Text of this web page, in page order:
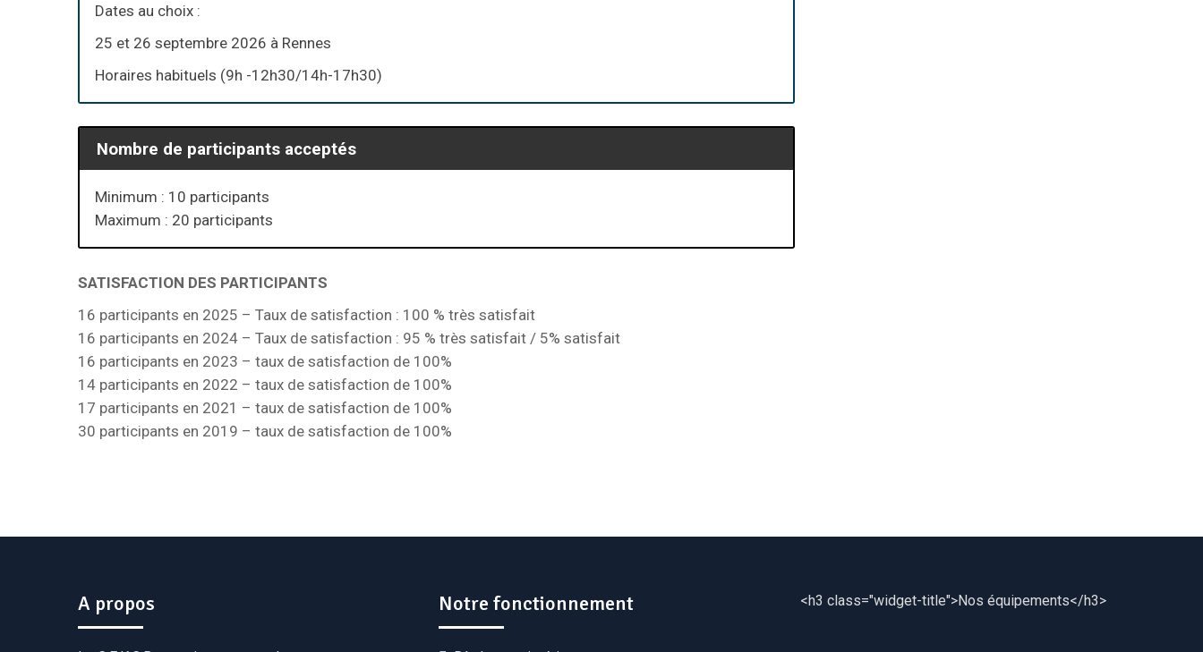
Dates au choix :
25 et 26 septembre 2026 à Rennes
Horaires habituels (9h -12h30/14h-17h30)
Nombre de participants acceptés
Minimum : 10 participants
Maximum : 20 participants
SATISFACTION DES PARTICIPANTS
16 participants en 2025 – Taux de satisfaction : 100 % très satisfait
16 participants en 2024 – Taux de satisfaction : 95 % très satisfait / 5% satisfait
16 participants en 2023 – taux de satisfaction de 100%
14 participants en 2022 – taux de satisfaction de 100%
17 participants en 2021 – taux de satisfaction de 100%
30 participants en 2019 – taux de satisfaction de 100%
A propos Notre fonctionnement <h3 class="widget-title">Nos équipements</h3>